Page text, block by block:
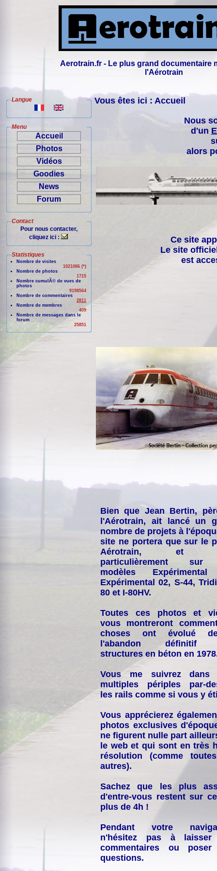
Aerotrain.fr - Le plus grand documentaire
l'Aérotrain
Langue
Menu
Accueil
Photos
Vidéos
Goodies
News
Forum
Contact
Pour nous contacter,
cliquez ici :
Statistiques
Nombre de visites
1021086 (*)
Nombre de photos
1715
Nombre cumulÃ© de vues de
photos
9198564
Nombre de commentaires
2811
Nombre de membres
409
Nombre de messages dans le
forum
25851
Vous êtes ici : Accueil
Nous
d'un
alors
Ce site
Le site
est
Bien que Jean Bertin,
l'Aérotrain, ait lancé un
nombre de projets à
site ne portera que sur le
Aérotrain, et
particulièrement
modèles
Expérimental 02, S-44,
80 et I-80HV.
Toutes ces photos et
vous montreront
choses ont évolué
l'abandon définitif
structures en béton en
Vous me suivrez dans
multiples périples par-
les rails comme si vous y
Vous apprécierez
photos exclusives
ne figurent nulle part
le web et qui sont en très
résolution (comme
autres).
Sachez que les plus
d'entre-vous restent sur
plus de 4h !
Pendant votre
n'hésitez pas à laisser
commentaires ou
questions.